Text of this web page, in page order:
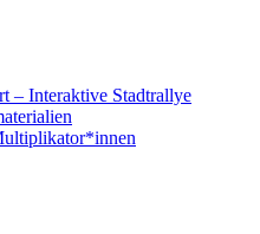
– Interaktive Stadtrallye